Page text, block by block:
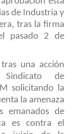
de Industria y
tras la firma
pasado 2 de
una acción
de
solicitando la
la amenaza
emanados de
es contra el